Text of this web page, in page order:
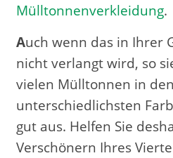
Mülltonnenverkleidung.
Auch wenn das in Ihrer
nicht verlangt wird, so
vielen Mülltonnen in den
unterschiedlichsten
gut aus. Helfen Sie
Verschönern Ihres